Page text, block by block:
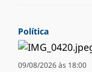
Política
09/08/2026 às 18:00